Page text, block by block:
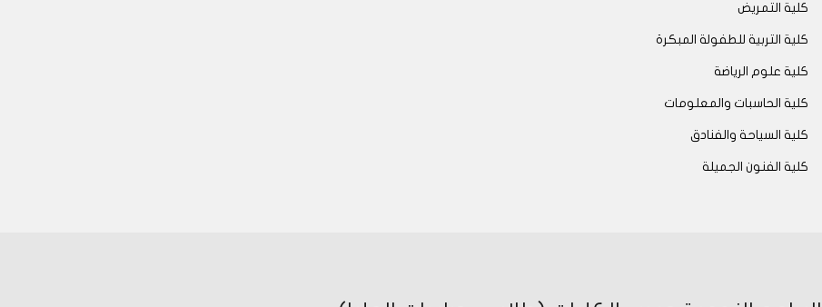
كلية التمريض
كلية التربية للطفولة المبكرة
كلية علوم الرياضة
كلية الحاسبات والمعلومات
كلية السياحة والفنادق
كلية الفنون الجميلة